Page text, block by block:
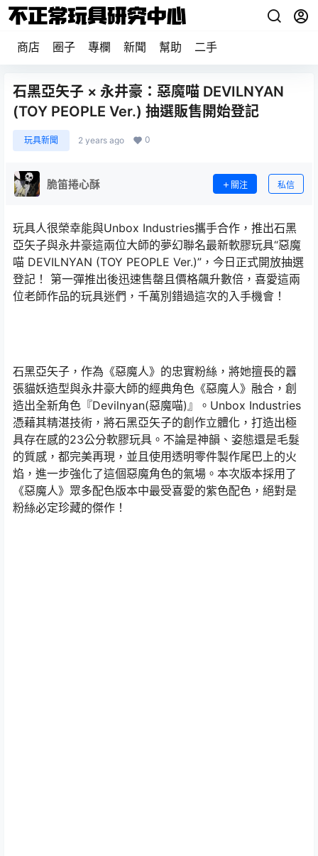
商店 圈子 專欄 新聞 幫助 二手
石黑亞矢子 × 永井豪：惡魔喵 DEVILNYAN
(TOY PEOPLE Ver.) 抽選販售開始登記
玩具新聞 2 years ago 0
脆笛捲心酥 關注 私信
玩具人很榮幸能與Unbox Industries攜手合作，推出石黑
亞矢子與永井豪這兩位大師的夢幻聯名最新軟膠玩具“惡魔
喵 DEVILNYAN (TOY PEOPLE Ver.)”，今日正式開放抽選
登記！ 第一彈推出後迅速售罄且價格飆升數倍，喜愛這兩
位老師作品的玩具迷們，千萬別錯過這次的入手機會！
石黑亞矢子，作為《惡魔人》的忠實粉絲，將她擅長的囂
張貓妖造型與永井豪大師的經典角色《惡魔人》融合，創
造出全新角色『Devilnyan(惡魔喵)』。Unbox Industries
憑藉其精湛技術，將石黑亞矢子的創作立體化，打造出極
具存在感的23公分軟膠玩具。不論是神韻、姿態還是毛髮
的質感，都完美再現，並且使用透明零件製作尾巴上的火
焰，進一步強化了這個惡魔角色的氣場。本次版本採用了
《惡魔人》眾多配色版本中最受喜愛的紫色配色，絕對是
粉絲必定珍藏的傑作！